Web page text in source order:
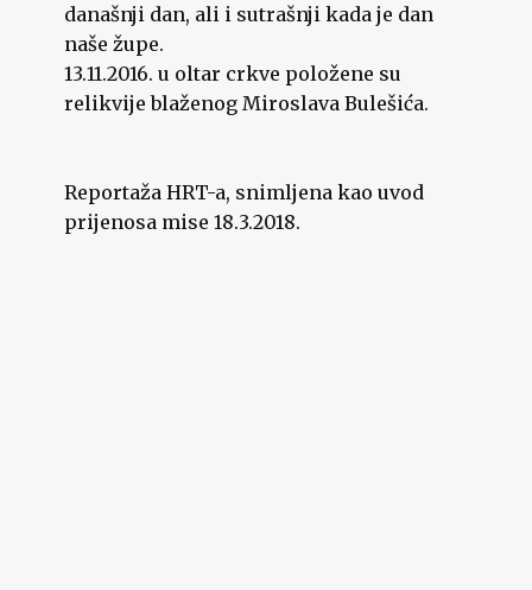
današnji dan, ali i sutrašnji kada je dan
naše župe.
13.11.2016. u oltar crkve položene su
relikvije blaženog Miroslava Bulešića.
Reportaža HRT-a, snimljena kao uvod
prijenosa mise 18.3.2018.